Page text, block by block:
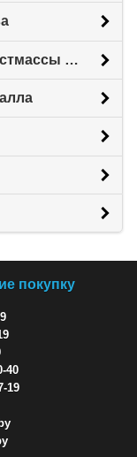
Пчеловодный инвентарь из пластмассы для пасеки
покупку
40
19